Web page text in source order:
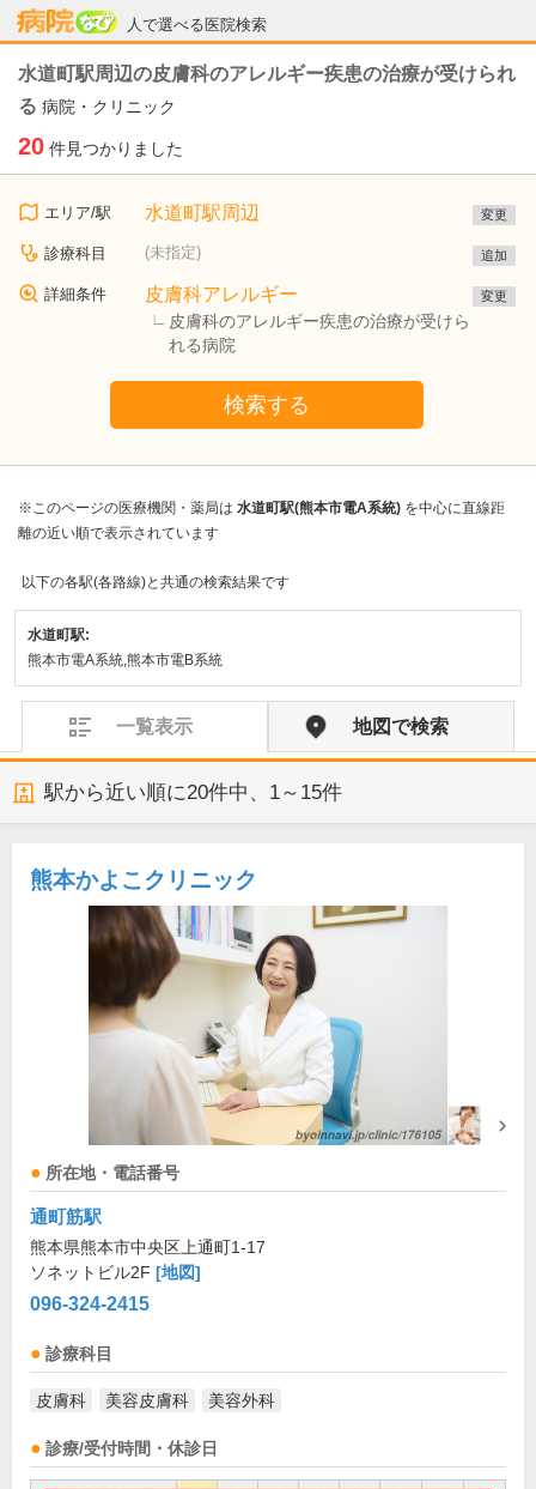
人で選べる医院検索
病院なび
水道町駅周辺の皮膚科のアレルギー疾患の治療が受けられ
る 病院・クリニック
20 件見つかりました
エリア/駅 水道町駅周辺 変更
診療科目 (未指定) 追加
詳細条件 皮膚科アレルギー
皮膚科のアレルギー疾患の治療が受けら
れる病院
変更
検索する
※このページの医療機関・薬局は 水道町駅(熊本市電A系統) を中心に直線距
離の近い順で表示されています
以下の各駅(各路線)と共通の検索結果です
水道町駅:
熊本市電A系統,熊本市電B系統
一覧表示 地図で検索
駅から近い順に20件中、 1～15件
熊本かよこクリニック
所在地・電話番号
通町筋駅
熊本県熊本市中央区上通町1-17
ソネットビル2F [地図]
096-324-2415
診療科目
皮膚科 美容皮膚科 美容外科
診療/受付時間・休診日